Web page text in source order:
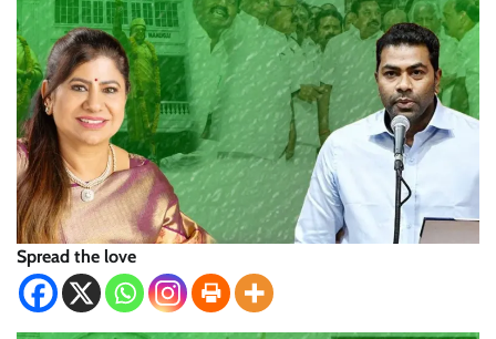
Spread the love